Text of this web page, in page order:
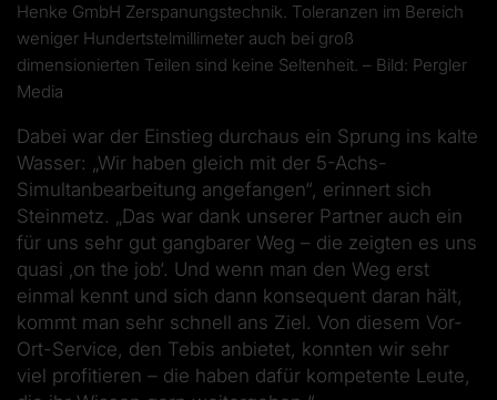
Henke GmbH Zerspanungstechnik. Toleranzen im Bereich
weniger Hundertstelmillimeter auch bei groß
dimensionierten Teilen sind keine Seltenheit. – Bild: Pergler
Media
Dabei war der Einstieg durchaus ein Sprung ins kalte
Wasser: „Wir haben gleich mit der 5-Achs-
Simultanbearbeitung angefangen“, erinnert sich
Steinmetz. „Das war dank unserer Partner auch ein
für uns sehr gut gangbarer Weg – die zeigten es uns
quasi ‚on the job‘. Und wenn man den Weg erst
einmal kennt und sich dann konsequent daran hält,
kommt man sehr schnell ans Ziel. Von diesem Vor-
Ort-Service, den Tebis anbietet, konnten wir sehr
viel profitieren – die haben dafür kompetente Leute,